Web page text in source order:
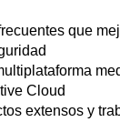
que
Cloud
extensos y